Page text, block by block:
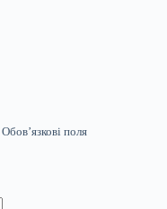
Обов’язкові поля